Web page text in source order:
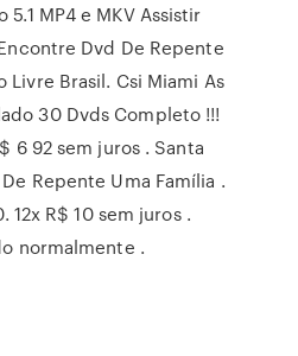
MP4 e MKV Assistir
Dvd De Repente
Livre Brasil. Csi Miami As
30 Dvds Completo !!!
6 92 sem juros . Santa
Repente Uma Família .
12x R$ 10 sem juros .
normalmente .